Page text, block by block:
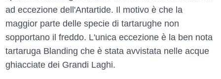
ad eccezione dell'Antartide. Il motivo è che la
maggior parte delle specie di tartarughe non
sopportano il freddo. L'unica eccezione è la ben nota
tartaruga Blanding che è stata avvistata nelle acque
ghiacciate dei Grandi Laghi.